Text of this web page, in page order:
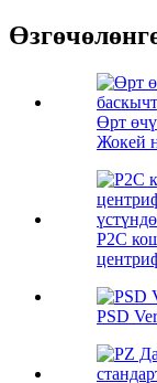
Өрт
Жокей
P2C
PSD